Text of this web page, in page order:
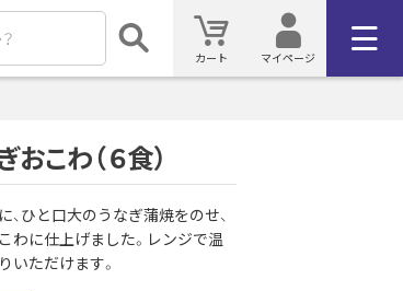
カート マイページ
こわ（６食）
ひと口大のうなぎ蒲焼をのせ、
わに仕上げました。レンジで温
いただけます。